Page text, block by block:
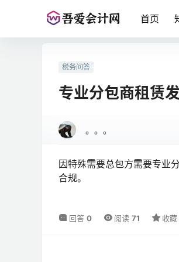
首页
税务问答
专业分包商租赁
。。。
因特殊需要总包方需要专业
合规。
回答 0 阅读 71 收藏